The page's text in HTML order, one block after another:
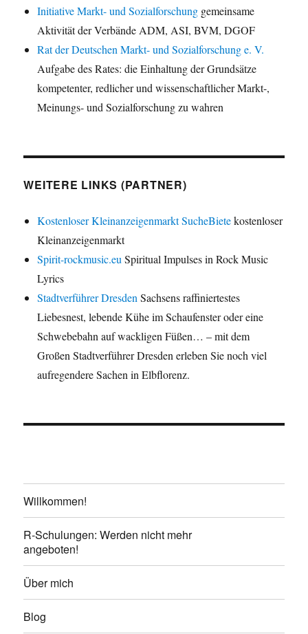
Initiative Markt- und Sozialforschung gemeinsame
Aktivität der Verbände ADM, ASI, BVM, DGOF
Rat der Deutschen Markt- und Sozialforschung e. V.
Aufgabe des Rates: die Einhaltung der Grundsätze
kompetenter, redlicher und wissenschaftlicher Markt-,
Meinungs- und Sozialforschung zu wahren
WEITERE LINKS (PARTNER)
Kostenloser Kleinanzeigenmarkt SucheBietekostenloser
Kleinanzeigenmarkt
Spirit-rockmusic.euSpiritual Impulses in Rock Music
Lyrics
Stadtverführer DresdenSachsens raffiniertestes
Liebesnest, lebende Kühe im Schaufenster oder eine
Schwebebahn auf wackligen Füßen… – mit dem
Großen Stadtverführer Dresden erleben Sie noch viel
aufregendere Sachen in Elbflorenz.
Willkommen!
R-Schulungen: Werden nicht mehr
angeboten!
Über mich
Blog